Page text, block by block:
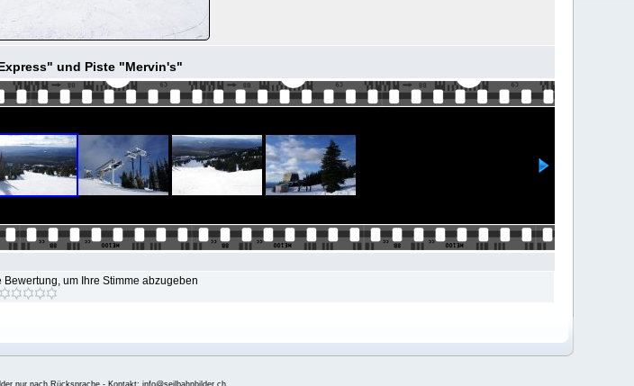
und Piste "Mervin's"
um Ihre Stimme abzugeben
nur nach Rücksprache - Kontakt: info@seilbahnbilder.ch